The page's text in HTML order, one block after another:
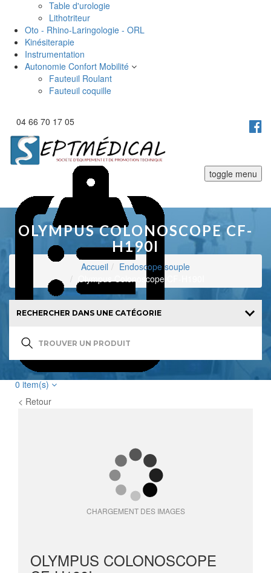
Table d'urologie
Lithotriteur
Oto - Rhino-Laringologie - ORL
Kinésiterapie
Instrumentation
Autonomie Confort Mobilité
Fauteuil Roulant
Fauteuil coquille
04 66 70 17 05
toggle menu
0 item(s)
OLYMPUS COLONOSCOPE CF-
H190I
Accueil
Endoscope souple
Olympus Colonoscope CF-H190I
< Retour
CHARGEMENT DES IMAGES
OLYMPUS COLONOSCOPE